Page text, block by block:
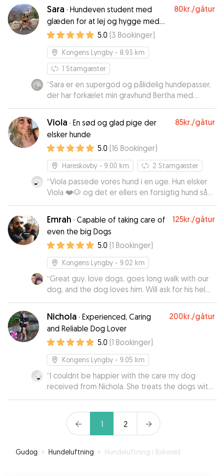
det rigtig godt, med mange gåture, leg med
andre hunde og er blevet passet rigtig godt på.
Vi vil booke igen hos Lars. Tusinde tak til Lars og
Freja”
Sara · Hundeven student med
glæden for at lej og hygge med
dit vapser
80kr./gåtur
5.0 (3 Bookinger)
Kongens Lyngby - 8.93 km
1 Stamgæster
“Sara er en supergod og pålidelig hundepasser,
der har forkælet min gravhund Bertha med
lufteture og nus en uge i træk😊🐶”
Viola · En sød og glad pige der
elsker hunde
85kr./gåtur
5.0 (16 Bookinger)
Hareskovby - 9.00 km 2 Stamgæster
“Viola passede vores hund i en uge. Hun elsker
Viola ❤️🐶 og det er ellers en forsigtig hund så
største anbefaling herfra.”
Emrah · Capable of taking care of
even the big Dogs
125kr./gåtur
5.0 (1 Bookinger)
Kongens Lyngby - 9.02 km
“Great guy, love dogs, goes long walk with our
dog, and the dog loves him. Will ask for his help
again if ever needed.”
Nichola · Experienced, Caring
and Reliable Dog Lover
200kr./gåtur
5.0 (1 Bookinger)
Kongens Lyngby - 9.05 km
“I couldnt be happier with the care my dog
received from Nichola. She treats the dogs with
such kindness and my dog is always excited to
looking for a loving and responsible pet
caregiver.
1 2
Gudog » Hundeluftning » Hundeluftning i Birkerød